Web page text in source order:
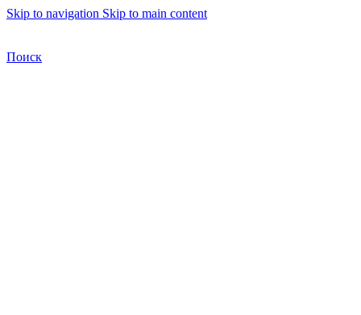
Skip to navigation Skip to main content
Поиск